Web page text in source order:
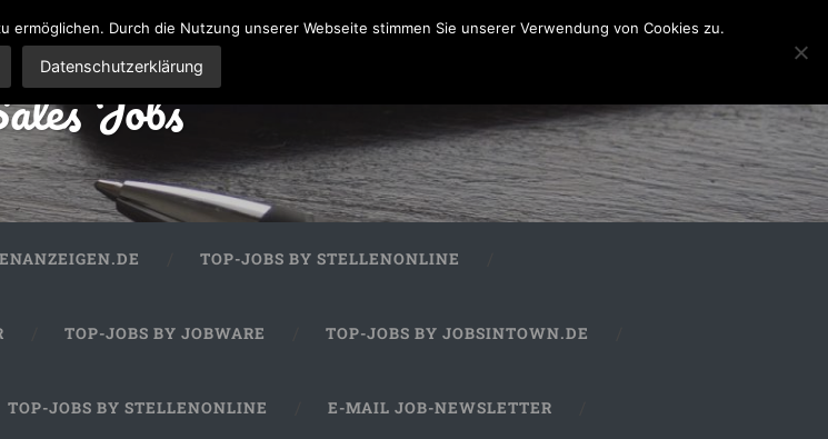
Jobs
TOP-JOBS BY STELLENONLINE
TOP-JOBS BY JOBWARE TOP-JOBS BY JOBSINTOWN.DE
TOP-JOBS BY STELLENONLINE E-MAIL JOB-NEWSLETTER
Durch die Nutzung unserer Webseite stimmen Sie unserer Verwendung von Cookies zu.
Datenschutzerklärung